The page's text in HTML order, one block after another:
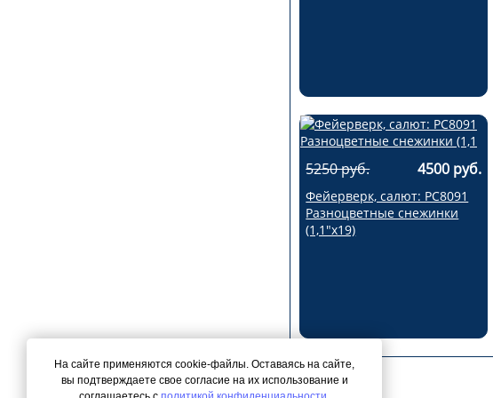
5250 руб. 4500 руб.
Фейерверк, салют: РС8091
Разноцветные снежинки
(1,1"х19)
На сайте применяются cookie-файлы. Оставаясь на сайте,
вы подтверждаете свое согласие на их использование и